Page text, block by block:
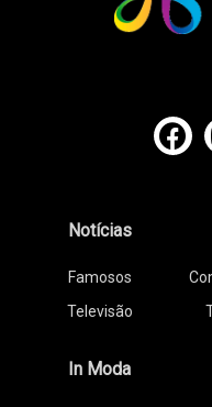
Notícias
Famosos
Televisão
In Moda